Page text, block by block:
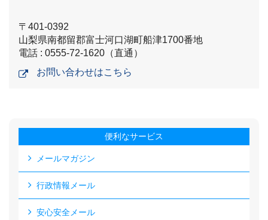
〒401-0392
山梨県南都留郡富士河口湖町船津1700番地
電話 : 0555-72-1620（直通）
お問い合わせはこちら
便利なサービス
メールマガジン
行政情報メール
安心安全メール